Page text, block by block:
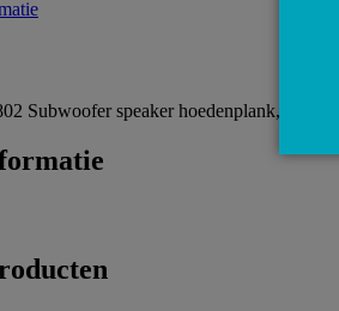
Subwoofer speaker hoedenplank, ook